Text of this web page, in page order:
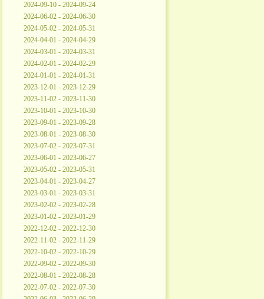
2024-09-10 - 2024-09-24
2024-06-02 - 2024-06-30
2024-05-02 - 2024-05-31
2024-04-01 - 2024-04-29
2024-03-01 - 2024-03-31
2024-02-01 - 2024-02-29
2024-01-01 - 2024-01-31
2023-12-01 - 2023-12-29
2023-11-02 - 2023-11-30
2023-10-01 - 2023-10-30
2023-09-01 - 2023-09-28
2023-08-01 - 2023-08-30
2023-07-02 - 2023-07-31
2023-06-01 - 2023-06-27
2023-05-02 - 2023-05-31
2023-04-01 - 2023-04-27
2023-03-01 - 2023-03-31
2023-02-02 - 2023-02-28
2023-01-02 - 2023-01-29
2022-12-02 - 2022-12-30
2022-11-02 - 2022-11-29
2022-10-02 - 2022-10-29
2022-09-02 - 2022-09-30
2022-08-01 - 2022-08-28
2022-07-02 - 2022-07-30